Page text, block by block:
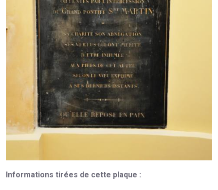
Informations tirées de cette plaque :